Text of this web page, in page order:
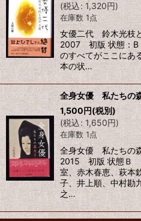
(税込: 1,320円)
在庫数 1点
女優二代 鈴木光枝
2007 初版 状態：
のすべてがここにあ
本の状…
全身女優 私たちの
1,500円(税別)
(税込: 1,650円)
在庫数 1点
全身女優 私たちの
2015 初版 状態Ｂ
室、赤木春恵、萩本
子、井上順、中村勘
之…